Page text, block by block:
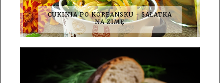
CUKINIA PO KOREANSKU - SAŁATKA
NA ZIMĘ